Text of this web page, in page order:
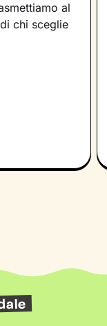
al
chi sceglie